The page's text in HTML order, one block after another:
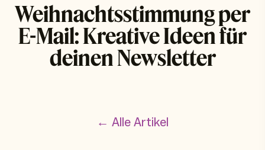
Weihnachtsstimmung per
E-Mail: Kreative Ideen für
deinen Newsletter
← Alle Artikel